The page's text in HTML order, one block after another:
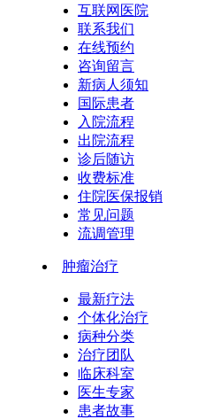
互联网医院
联系我们
在线预约
咨询留言
新病人须知
国际患者
入院流程
出院流程
诊后随访
收费标准
住院医保报销
常见问题
流调管理
肿瘤治疗
最新疗法
个体化治疗
病种分类
治疗团队
临床科室
医生专家
患者故事